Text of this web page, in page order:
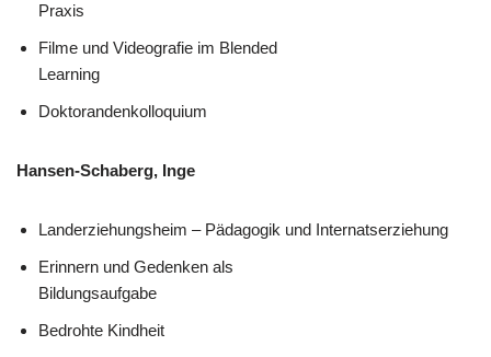
Praxis
Filme und Videografie im Blended
Learning
Doktorandenkolloquium
Hansen-Schaberg, Inge
Landerziehungsheim – Pädagogik und Internatserziehung
Erinnern und Gedenken als
Bildungsaufgabe
Bedrohte Kindheit